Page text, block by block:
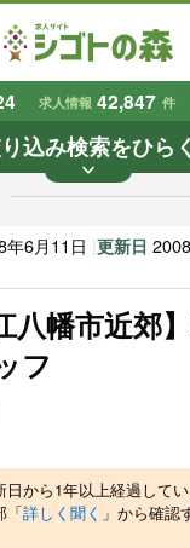
求人情報 42,847 件
込み検索をひらく
keyboard_arrow_down
条件から探す
業種で探す
賃金で探す
年6月11日 更新日
八幡市近郊
フ
日から1年以上経過して
「詳しく聞く 」から確認